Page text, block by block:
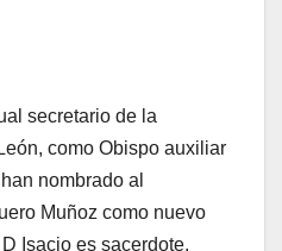
secretario de la
como Obispo auxiliar
nombrado al
Muñoz como nuevo
Isacio es sacerdote,